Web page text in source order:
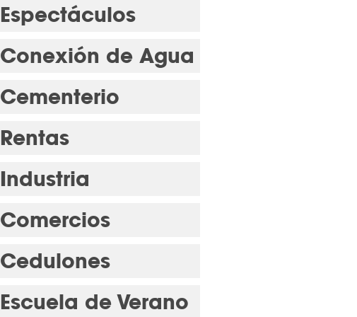
Espectáculos
Conexión de Agua
Cementerio
Rentas
Industria
Comercios
Cedulones
Escuela de Verano